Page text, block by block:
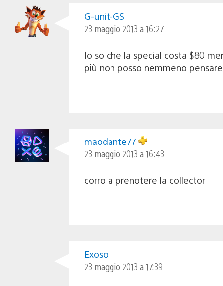
G-unit-GS
23 maggio 2013 a 16:27
Io so che la special costa $80
più non posso nemmeno
maodante77
23 maggio 2013 a 16:43
corro a prenotere la collector
Exoso
23 maggio 2013 a 17:39